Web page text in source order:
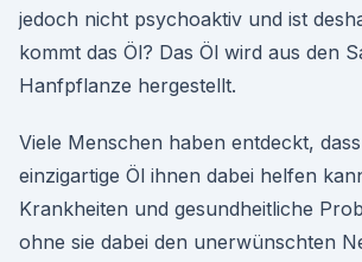
jedoch nicht psychoaktiv und ist
kommt das Öl? Das Öl wird aus den
Hanfpflanze hergestellt.
Viele Menschen haben entdeckt, dass
einzigartige Öl ihnen dabei helfen
Krankheiten und gesundheitliche
ohne sie dabei den unerwünschten